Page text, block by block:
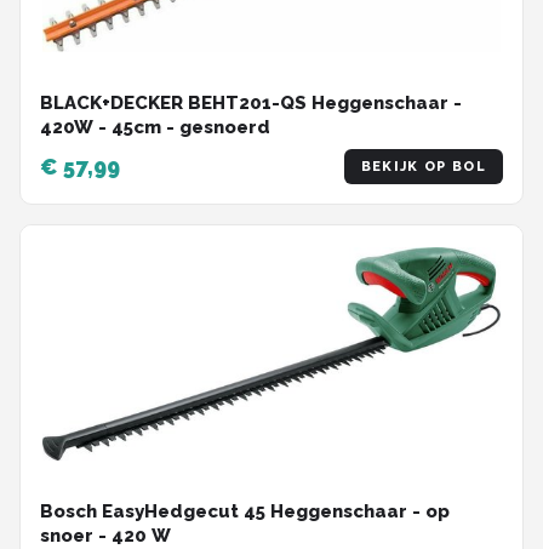
BLACK+DECKER BEHT201-QS Heggenschaar -
420W - 45cm - gesnoerd
€ 57,99 BEKIJK OP BOL
Bosch EasyHedgecut 45 Heggenschaar - op
snoer - 420 W